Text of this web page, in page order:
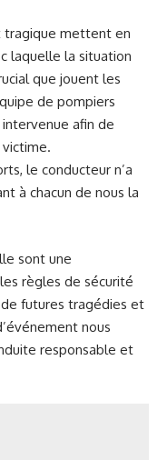
tragique mettent en
laquelle la situation
que jouent les
de pompiers
afin de
le conducteur n’a
à chacun de nous la
sont une
règles de sécurité
futures tragédies et
nous
responsable et